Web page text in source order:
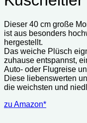
Dieser 40 cm große
ist aus besonders
hergestellt.
Das weiche Plüsch
zuhause entspannst,
Auto- oder Flugreise
Diese liebenswerten
die weichsten und
zu Amazon*